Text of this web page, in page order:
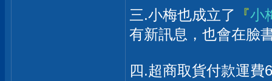
三.小梅也成立了 『小
有新訊息，也會在臉
四.超商取貨付款運費